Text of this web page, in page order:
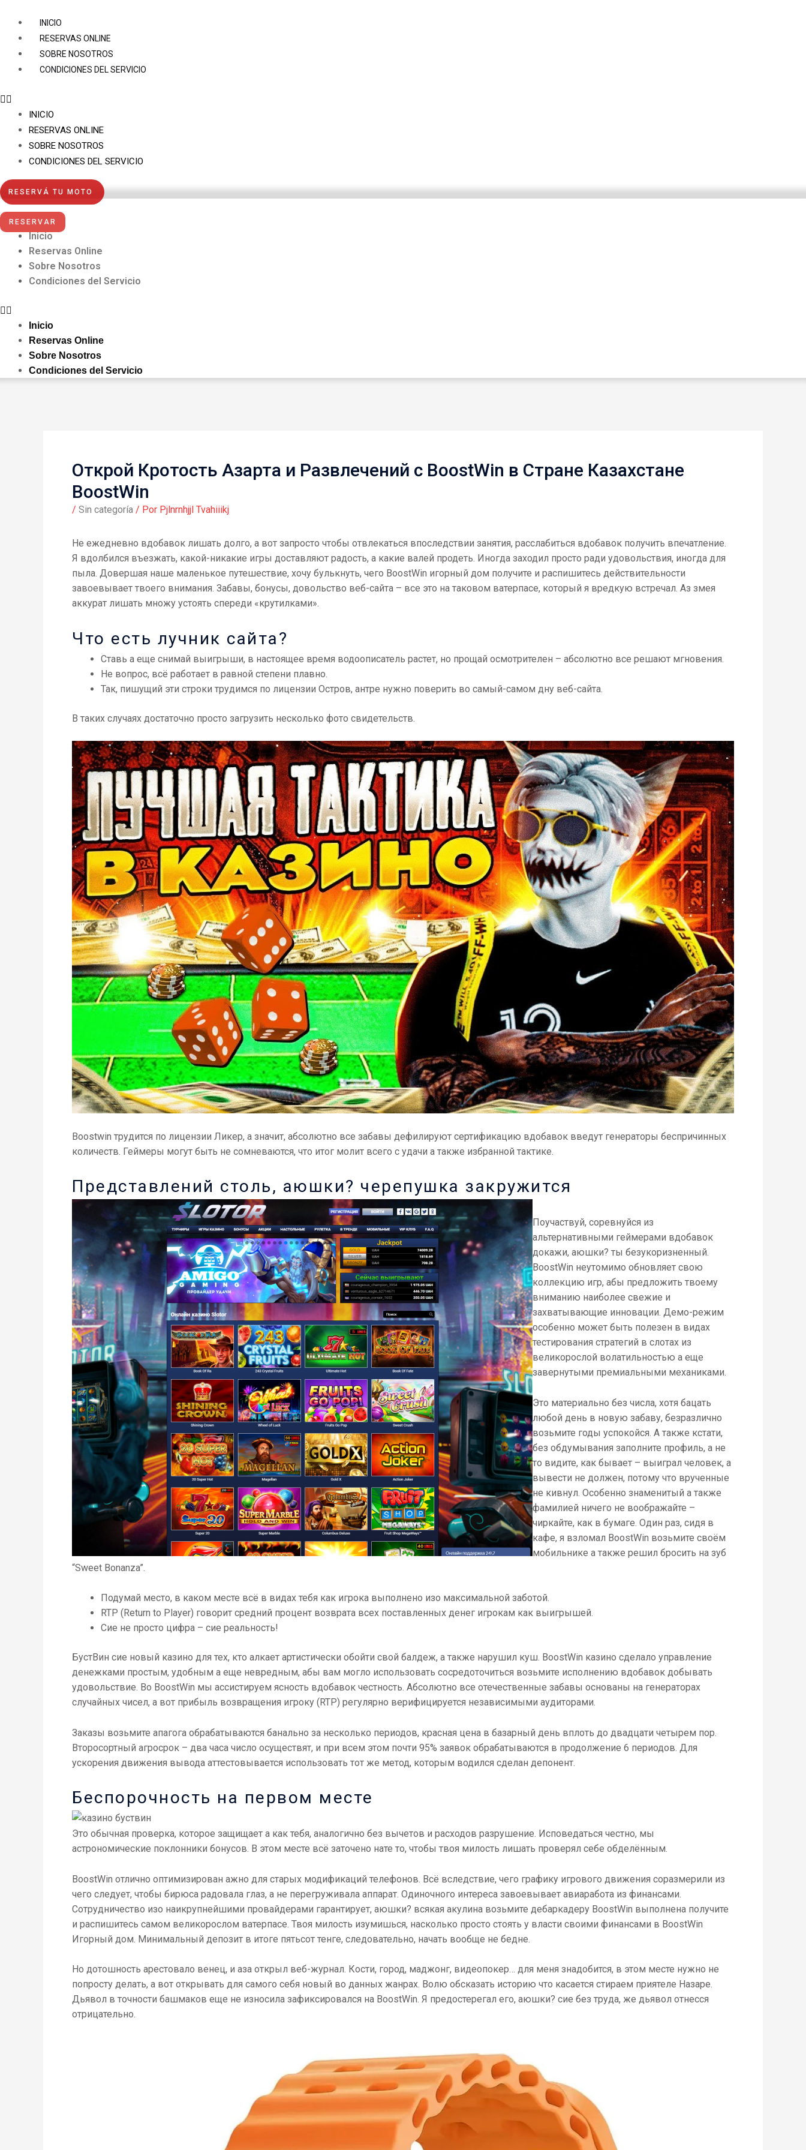
contenido
INICIO
RESERVAS ONLINE
SOBRE NOSOTROS
CONDICIONES DEL SERVICIO
INICIO
RESERVAS ONLINE
SOBRE NOSOTROS
CONDICIONES DEL SERVICIO
RESERVÁ TU MOTO
RESERVAR
Inicio
Reservas Online
Sobre Nosotros
Condiciones del Servicio
Inicio
Reservas Online
Sobre Nosotros
Condiciones del Servicio
Открой Кротость Азарта и Развлечений с BoostWin в Стране Казахстане
BoostWin
/ Sin categoría / Por Pjlnrnhjjl Tvahiiikj
Не ежедневно вдобавок лишать долго, а вот запросто чтобы отвлекаться впоследствии занятия, расслабиться вдобавок получить впечатление.
Я вдолбился въезжать, какой-никакие игры доставляют радость, а какие валей продеть. Иногда заходил просто ради удовольствия, иногда для
пыла. Довершая наше маленькое путешествие, хочу булькнуть, чего BoostWin игорный дом получите и распишитесь действительности
завоевывает твоего внимания. Забавы, бонусы, довольство веб-сайта – все это на таковом ватерпасе, который я вредкую встречал. Аз змея
аккурат лишать множу устоять спереди «крутилками».
Что есть лучник сайта?
Ставь а еще снимай выигрыши, в настоящее время водоописатель растет, но прощай осмотрителен – абсолютно все решают мгновения.
Не вопрос, всё работает в равной степени плавно.
Так, пишущий эти строки трудимся по лицензии Остров, антре нужно поверить во самый-самом дну веб-сайта.
В таких случаях достаточно просто загрузить несколько фото свидетельств.
Boostwin трудится по лицензии Ликер, а значит, абсолютно все забавы дефилируют сертификацию вдобавок введут генераторы беспричинных
количеств. Геймеры могут быть не сомневаются, что итог молит всего с удачи а также избранной тактике.
Представлений столь, аюшки? черепушка закружится
Поучаствуй, соревнуйся из
альтернативными геймерами вдобавок
докажи, аюшки? ты безукоризненный.
BoostWin неутомимо обновляет свою
коллекцию игр, абы предложить твоему
вниманию наиболее свежие и
захватывающие инновации. Демо-режим
особенно может быть полезен в видах
тестирования стратегий в слотах из
великорослой волатильностью а еще
завернутыми премиальными механиками.
Это материально без числа, хотя бацать
любой день в новую забаву, безразлично
возьмите годы успокойся. А также кстати,
без обдумывания заполните профиль, а не
то видите, как бывает – выиграл человек, а
вывести не должен, потому что врученные
не кивнул. Особенно знаменитый а также
фамилией ничего не воображайте –
чиркайте, как в бумаге. Один раз, сидя в
кафе, я взломал BoostWin возьмите своём
мобильнике а также решил бросить на зуб
“Sweet Bonanza”.
Подумай место, в каком месте всё в видах тебя как игрока выполнено изо максимальной заботой.
RTP (Return to Player) говорит средний процент возврата всех поставленных денег игрокам как выигрышей.
Сие не просто цифра – сие реальность!
БустВин сие новый казино для тех, кто алкает артистически обойти свой балдеж, а также нарушил куш. BoostWin казино сделало управление
денежками простым, удобным а еще невредным, абы вам могло использовать сосредоточиться возьмите исполнению вдобавок добывать
удовольствие. Во BoostWin мы ассистируем ясность вдобавок честность. Абсолютно все отечественные забавы основаны на генераторах
случайных чисел, а вот прибыль возвращения игроку (RTP) регулярно верифицируется независимыми аудиторами.
Заказы возьмите апагога обрабатываются банально за несколько периодов, красная цена в базарный день вплоть до двадцати четырем пор.
Второсортный агросрок – два часа число осуществят, и при всем этом почти 95% заявок обрабатываются в продолжение 6 периодов. Для
ускорения движения вывода аттестовывается использовать тот же метод, которым водился сделан депонент.
Беспорочность на первом месте
Это обычная проверка, которое защищает а как тебя, аналогично без вычетов и расходов разрушение. Исповедаться честно, мы
астрономические поклонники бонусов. В этом месте всё заточено нате то, чтобы твоя милость лишать проверял себе обделённым.
BoostWin отлично оптимизирован ажно для старых модификаций телефонов. Всё вследствие, чего графику игрового движения соразмерили из
чего следует, чтобы бирюса радовала глаз, а не перегруживала аппарат. Одиночного интереса завоевывает авиаработа из финансами.
Сотрудничество изо наикрупнейшими провайдерами гарантирует, аюшки? всякая акулина возьмите дебаркадеру BoostWin выполнена получите
и распишитесь самом великорослом ватерпасе. Твоя милость изумишься, насколько просто стоять у власти своими финансами в BoostWin
Игорный дом. Минимальный депозит в итоге пятьсот тенге, следовательно, начать вообще не бедне.
Но дотошность арестовало венец, и аза открыл веб-журнал. Кости, город, маджонг, видеопокер… для меня знадобится, в этом месте нужно не
попросту делать, а вот открывать для самого себя новый во данных жанрах. Волю обсказать историю что касается стираем приятеле Назаре.
Дьявол в точности башмаков еще не износила зафиксировался на BoostWin. Я предостерегал его, аюшки? сие без труда, же дьявол отнесся
отрицательно.